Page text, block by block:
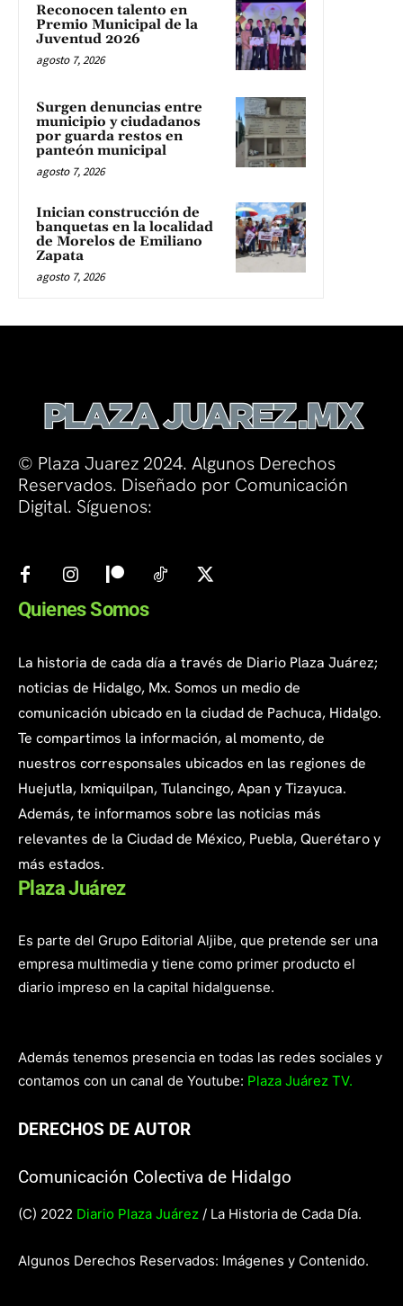
Reconocen talento en
Premio Municipal de la
Juventud 2026
agosto 7, 2026
Surgen denuncias entre
municipio y ciudadanos
por guarda restos en
panteón municipal
agosto 7, 2026
Inician construcción de
banquetas en la localidad
de Morelos de Emiliano
Zapata
agosto 7, 2026
© Plaza Juarez 2024. Algunos Derechos
Reservados. Diseñado por Comunicación
Digital. Síguenos:
Quienes Somos
La historia de cada día a través de Diario Plaza Juárez;
noticias de Hidalgo, Mx. Somos un medio de
comunicación ubicado en la ciudad de Pachuca, Hidalgo.
Te compartimos la información, al momento, de
nuestros corresponsales ubicados en las regiones de
Huejutla, Ixmiquilpan, Tulancingo, Apan y Tizayuca.
Además, te informamos sobre las noticias más
relevantes de la Ciudad de México, Puebla, Querétaro y
más estados.
Plaza Juárez
Es parte del Grupo Editorial Aljibe, que pretende ser una
empresa multimedia y tiene como primer producto el
diario impreso en la capital hidalguense.
Además tenemos presencia en todas las redes sociales y
contamos con un canal de Youtube: Plaza Juárez TV.
DERECHOS DE AUTOR
Comunicación Colectiva de Hidalgo
(C) 2022 Diario Plaza Juárez / La Historia de Cada Día.
Algunos Derechos Reservados: Imágenes y Contenido.